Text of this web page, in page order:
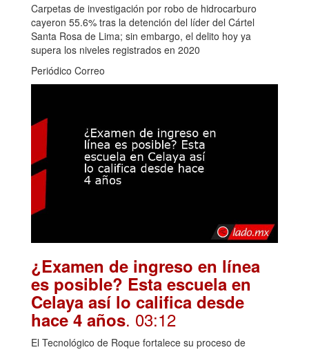
Carpetas de investigación por robo de hidrocarburo
cayeron 55.6% tras la detención del líder del Cártel
Santa Rosa de Lima; sin embargo, el delito hoy ya
supera los niveles registrados en 2020
Periódico Correo
¿Examen de ingreso en línea
es posible? Esta escuela en
Celaya así lo califica desde
hace 4 años. 03:12
El Tecnológico de Roque fortalece su proceso de